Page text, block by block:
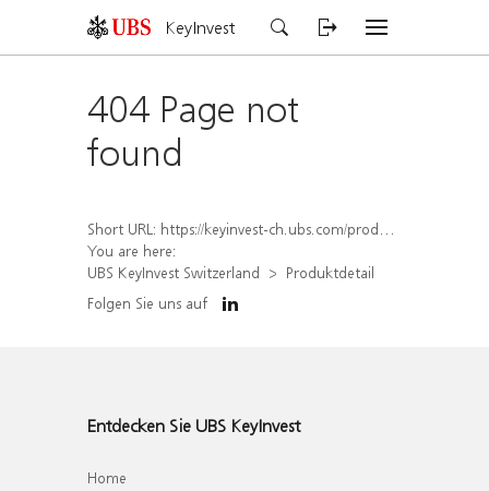
KeyInvest
404 Page not
found
Short URL: https://keyinvest-ch.ubs.com/produkt/detail/index/isin/CH1558312687
You are here:
UBS KeyInvest Switzerland
Produktdetail
Folgen Sie uns auf
Entdecken Sie UBS KeyInvest
Home